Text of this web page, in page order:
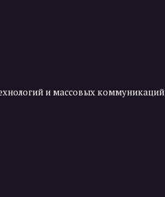
и массовых коммуникаций